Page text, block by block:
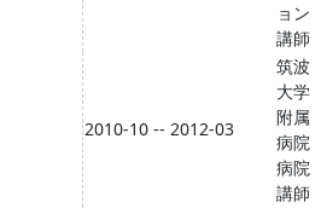
ョン
講師
2010-10 -- 2012-03
筑波
大学
附属
病院
病院
講師